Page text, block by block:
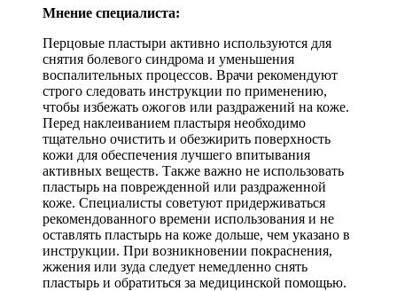
Мнение специалиста:
Перцовые пластыри активно используются для
снятия болевого синдрома и уменьшения
воспалительных процессов. Врачи рекомендуют
строго следовать инструкции по применению,
чтобы избежать ожогов или раздражений на коже.
Перед наклеиванием пластыря необходимо
тщательно очистить и обезжирить поверхность
кожи для обеспечения лучшего впитывания
активных веществ. Также важно не использовать
пластырь на поврежденной или раздраженной
коже. Специалисты советуют придерживаться
рекомендованного времени использования и не
оставлять пластырь на коже дольше, чем указано в
инструкции. При возникновении покраснения,
жжения или зуда следует немедленно снять
пластырь и обратиться за медицинской помощью.